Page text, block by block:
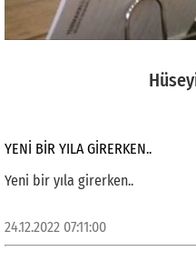
YENI BIR YILA GIRERKEN..
Yeni bir yıla girerken..
24.12.2022 07:11:00